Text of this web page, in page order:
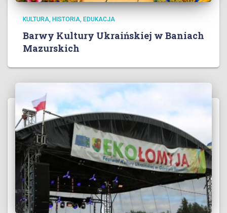
KULTURA, HISTORIA, EDUKACJA
Barwy Kultury Ukraińskiej w Baniach
Mazurskich